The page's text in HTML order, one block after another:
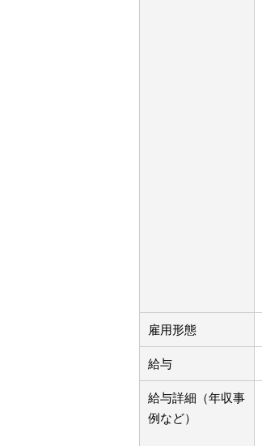
雇用形態
給与
給与詳細（年収事
例など）